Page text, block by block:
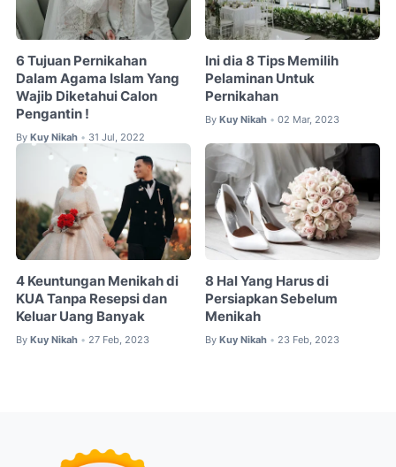
6 Tujuan Pernikahan
Dalam Agama Islam Yang
Wajib Diketahui Calon
Pengantin !
By Kuy Nikah • 31 Jul, 2022
Ini dia 8 Tips Memilih
Pelaminan Untuk
Pernikahan
By Kuy Nikah • 02 Mar, 2023
4 Keuntungan Menikah di
KUA Tanpa Resepsi dan
Keluar Uang Banyak
By Kuy Nikah • 27 Feb, 2023
8 Hal Yang Harus di
Persiapkan Sebelum
Menikah
By Kuy Nikah • 23 Feb, 2023